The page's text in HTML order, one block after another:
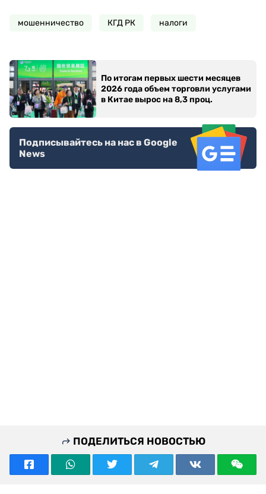
мошенничество КГД РК налоги
По итогам первых шести месяцев
2026 года объем торговли услугами
в Китае вырос на 8,3 проц.
Подписывайтесь на нас в Google
News
ПОДЕЛИТЬСЯ НОВОСТЬЮ